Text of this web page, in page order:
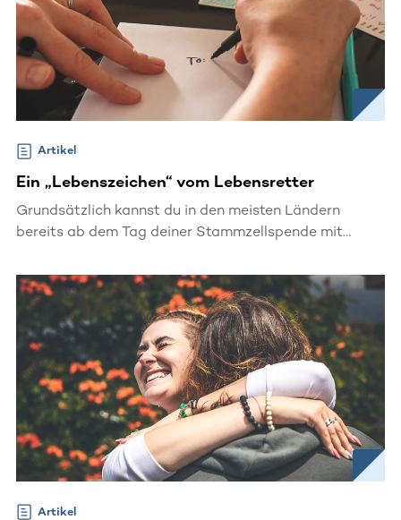
Artikel
Ein „Lebenszeichen“ vom Lebensretter
Grundsätzlich kannst du in den meisten Ländern
bereits ab dem Tag deiner Stammzellspende mit
aufnehmen.
Artikel